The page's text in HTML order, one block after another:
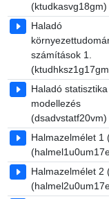
(ktudkasvg18gm)
Haladó
számítások 1.
Haladó
modellezés
(dsadvstatf20vm)
Halmazelmélet 1
Halmazelmélet 2